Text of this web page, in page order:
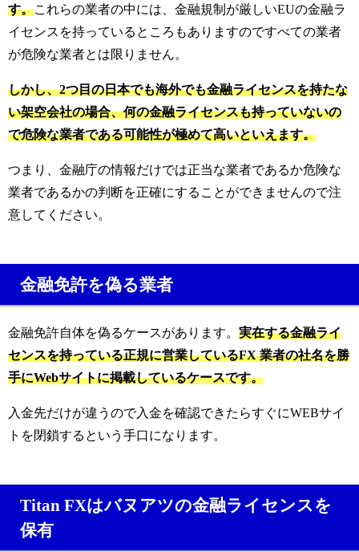
す。これらの業者の中には、金融規制が厳しいEUの金融ラ
イセンスを持っているところもありますのですべての業者
が危険な業者とは限りません。
しかし、2つ目の日本でも海外でも金融ライセンスを持たな
い架空会社の場合、何の金融ライセンスも持っていないの
で危険な業者である可能性が極めて高いといえます。
つまり、金融庁の情報だけでは正当な業者であるか危険な
業者であるかの判断を正確にすることができませんので注
意してください。
金融免許を偽る業者
金融免許自体を偽るケースがあります。 実在する金融ライ
センスを持っている正規に営業しているFX 業者の社名を勝
手にWebサイトに掲載しているケースです。
入金先だけが違うので入金を確認できたらすぐにWEBサイ
トを閉鎖するという手口になります。
Titan FXはバヌアツの金融ライセンスを
保有